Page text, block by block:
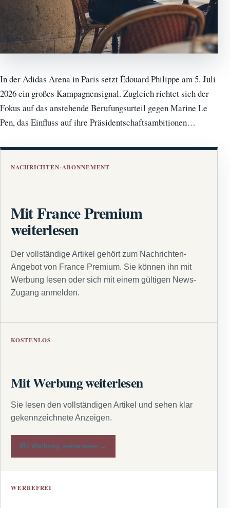
In der Adidas Arena in Paris setzt Édouard Philippe am 5. Juli
2026 ein großes Kampagnensignal. Zugleich richtet sich der
Fokus auf das anstehende Berufungsurteil gegen Marine Le
Pen, das Einfluss auf ihre Präsidentschaftsambitionen…
NACHRICHTEN-ABONNEMENT
Mit France Premium
weiterlesen
Der vollständige Artikel gehört zum Nachrichten-
Angebot von France Premium. Sie können ihn mit
Werbung lesen oder sich mit einem gültigen News-
Zugang anmelden.
KOSTENLOS
Mit Werbung weiterlesen
Sie lesen den vollständigen Artikel und sehen klar
gekennzeichnete Anzeigen.
Mit Werbung weiterlesen →
WERBEFREI